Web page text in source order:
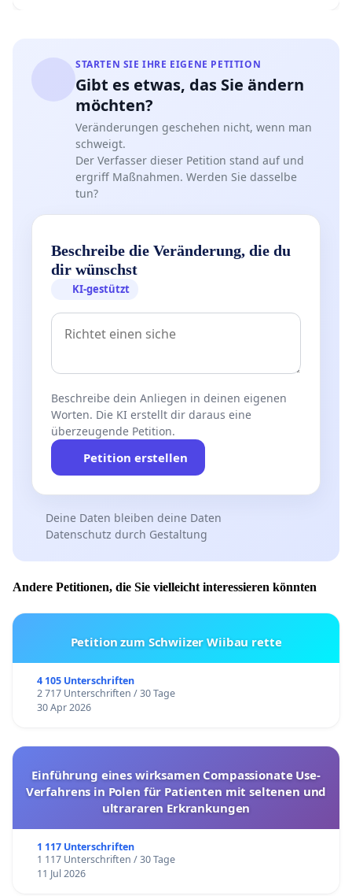
STARTEN SIE IHRE EIGENE PETITION
Gibt es etwas, das Sie ändern
möchten?
Veränderungen geschehen nicht, wenn man
schweigt.
Der Verfasser dieser Petition stand auf und
ergriff Maßnahmen. Werden Sie dasselbe
tun?
Beschreibe die Veränderung, die du
dir wünschst
KI-gestützt
Beschreibe dein Anliegen in deinen eigenen
Worten. Die KI erstellt dir daraus eine
überzeugende Petition.
Petition erstellen
Deine Daten bleiben deine Daten
Datenschutz durch Gestaltung
Andere Petitionen, die Sie vielleicht interessieren könnten
Petition zum Schwiizer Wiibau rette
4 105 Unterschriften
2 717 Unterschriften / 30 Tage
30 Apr 2026
Einführung eines wirksamen Compassionate Use-
Verfahrens in Polen für Patienten mit seltenen und
ultrararen Erkrankungen
1 117 Unterschriften
1 117 Unterschriften / 30 Tage
11 Jul 2026